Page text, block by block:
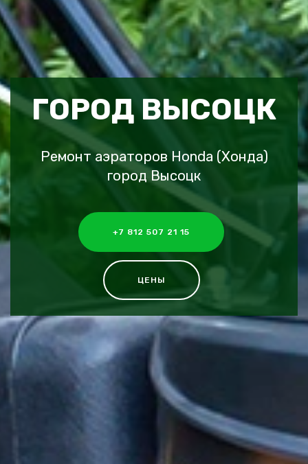
ГОРОД ВЫСОЦК
Ремонт аэраторов Honda (Хонда)
город Высоцк
+7 812 507 21 15
ЦЕНЫ